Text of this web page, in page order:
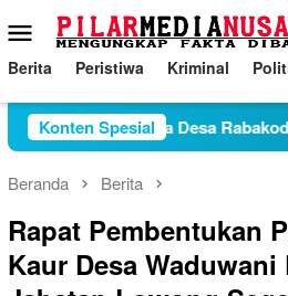
ke
konten
Menu
Mobile
Berita Peristiwa Kriminal
Konten Spesial
Konflik Antara Desa Rabakodo
Beranda Berita
Rapat Pembentukan
Kaur Desa Waduwani